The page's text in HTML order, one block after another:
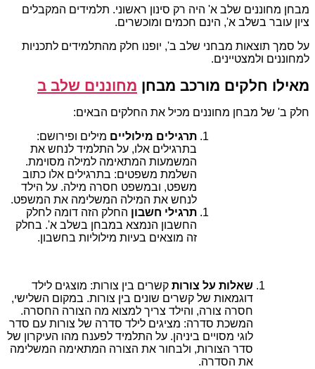
מבחן מחוננים שלב א' היה רק סינון ראשוני. תלמידים המקבלים
ציון עובר בשלב א', הינם חכמים ומוכשרים.
על סמך תוצאות מבחני שלב ב', יופנו חלק מהתלמידים לתכניות
למחוננים ולמצטיינים.
מאילו חלקים מורכב מבחן מחוננים שלב ב
חלק ב' של מבחן מחוננים מכיל את החלקים הבאים:
תרגילים מילוליים מילים ופירושם:
בתרגילים אלו, על התלמיד לנחש את
המשמעות המתאימה למילה מסוימת.
השלמת משפטים: בתרגילים אלו כתוב
משפט, ובמשפט חסרה מילה. על הילד
לנחש את המילה המשלימה את המשפט.
תרגילי חשבון החלק הזה דומה לחלק
החשבון הנמצא במבחן בשלב א'. בחלק
זה מוצאים בעיות מילוליות בחשבון.
שאלות על צורות קשרים בין צורות: מוצגים לילד
דוגמאות של קשרים שונים בין צורות. במקום השלישי,
חסרה צורה, והילד צריך למצוא מה הצורה החסרה.
המשכת סדרה: מציגים לילד סדרה של צורות עם סדר
לוגי מסויים ביניהן. על התלמיד לפענח מהו העיקרון של
סדר הצורות, ולבחור את הצורה המתאימה המשלימה
את הסדרה.